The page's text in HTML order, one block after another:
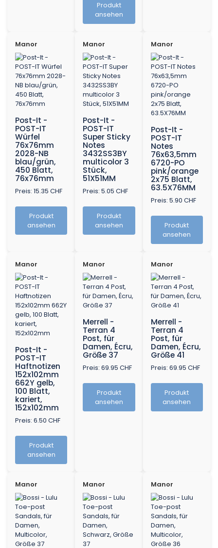
Produkt
ansehen
Manor
Post-It -
POST-IT
Würfel
76x76mm
2028-NB
blau/grün,
450 Blatt,
76x76mm
Preis: 15.35 CHF
Produkt
ansehen
Manor
Post-It -
POST-IT
Super Sticky
Notes
3432SS3BY
multicolor 3
Stück,
51X51MM
Preis: 5.05 CHF
Produkt
ansehen
Manor
Post-It -
POST-IT
Notes
76x63,5mm
6720-PO
pink/orange
2x75 Blatt,
63.5X76MM
Preis: 5.90 CHF
Produkt
ansehen
Manor
Post-It -
POST-IT
Haftnotizen
152x102mm
662Y gelb,
100 Blatt,
kariert,
152x102mm
Preis: 6.50 CHF
Produkt
ansehen
Manor
Merrell -
Terran 4
Post, für
Damen, Écru,
Größe 37
Preis: 69.95 CHF
Produkt
ansehen
Manor
Merrell -
Terran 4
Post, für
Damen, Écru,
Größe 41
Preis: 69.95 CHF
Produkt
ansehen
Manor Manor Manor